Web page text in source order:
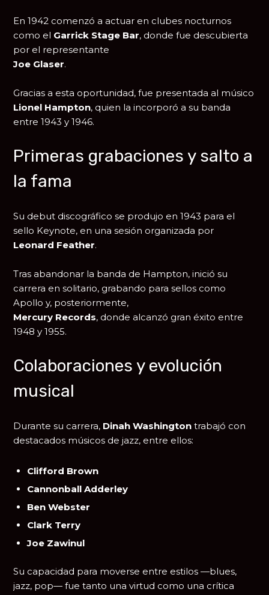
En 1942 comenzó a actuar en clubes nocturnos
como el Garrick Stage Bar, donde fue descubierta
por el representante
Joe Glaser.
Gracias a esta oportunidad, fue presentada al músico
Lionel Hampton, quien la incorporó a su banda
entre 1943 y 1946.
Primeras grabaciones y salto a
la fama
Su debut discográfico se produjo en 1943 para el
sello Keynote, en una sesión organizada por
Leonard Feather.
Tras abandonar la banda de Hampton, inició su
carrera en solitario, grabando para sellos como
Apollo y, posteriormente,
Mercury Records, donde alcanzó gran éxito entre
1948 y 1955.
Colaboraciones y evolución
musical
Durante su carrera, Dinah Washington trabajó con
destacados músicos de jazz, entre ellos:
Clifford Brown
Cannonball Adderley
Ben Webster
Clark Terry
Joe Zawinul
Su capacidad para moverse entre estilos —blues,
jazz, pop— fue tanto una virtud como una crítica